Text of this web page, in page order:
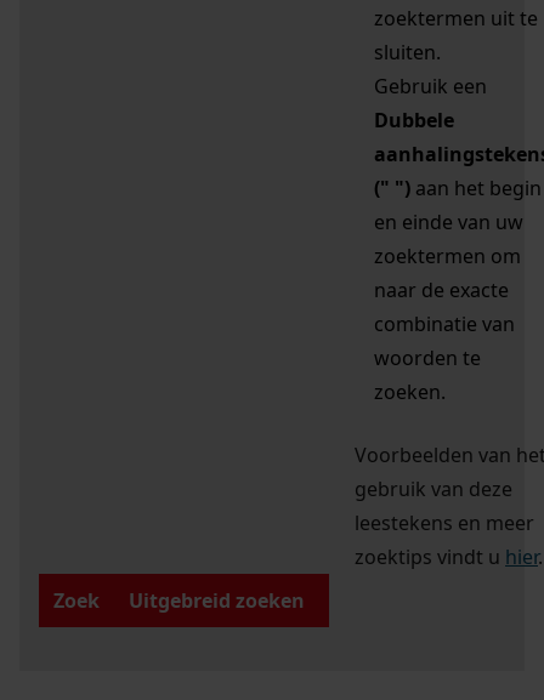
zoektermen uit te
sluiten.
Gebruik een
Dubbele
(" ") aan het begin
en einde van uw
zoektermen om
naar de exacte
combinatie van
woorden te
zoeken.
Voorbeelden van
gebruik van deze
leestekens en meer
zoektips vindt u hier.
Zoek
Uitgebreid zoeken